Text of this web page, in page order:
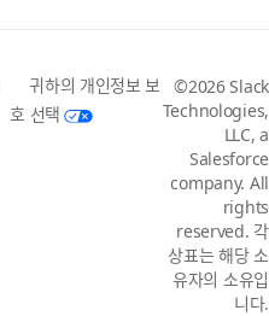
귀하의 개인정보 보
호 선택
©2026 Slack
Technologies,
LLC, a
Salesforce
company. All
rights
reserved. 각
상표는 해당 소
유자의 소유입
니다.